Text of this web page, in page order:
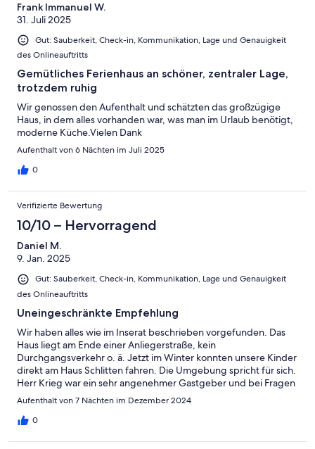
Frank Immanuel W.
31. Juli 2025
Gut: Sauberkeit, Check-in, Kommunikation, Lage und Genauigkeit
des Onlineauftritts
Gemütliches Ferienhaus an schöner, zentraler Lage,
trotzdem ruhig
Wir genossen den Aufenthalt und schätzten das großzügige
Haus, in dem alles vorhanden war, was man im Urlaub benötigt,
moderne Küche.Vielen Dank
Aufenthalt von 6 Nächten im Juli 2025
0
Verifizierte Bewertung
10/10 – Hervorragend
Daniel M.
9. Jan. 2025
Gut: Sauberkeit, Check-in, Kommunikation, Lage und Genauigkeit
des Onlineauftritts
Uneingeschränkte Empfehlung
Wir haben alles wie im Inserat beschrieben vorgefunden. Das
Haus liegt am Ende einer Anliegerstraße, kein
Durchgangsverkehr o. ä. Jetzt im Winter konnten unsere Kinder
direkt am Haus Schlitten fahren. Die Umgebung spricht für sich.
Herr Krieg war ein sehr angenehmer Gastgeber und bei Fragen
stets erreichbar.
Aufenthalt von 7 Nächten im Dezember 2024
0